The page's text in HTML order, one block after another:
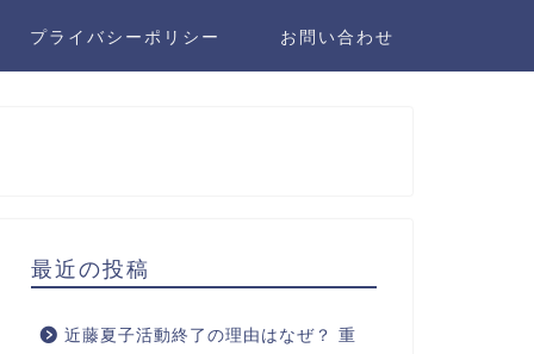
プライバシーポリシー お問い合わせ
最近の投稿
近藤夏子活動終了の理由はなぜ？ 重